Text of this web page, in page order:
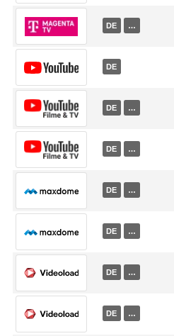
DE …
DE
DE …
DE …
DE …
DE …
DE …
DE …